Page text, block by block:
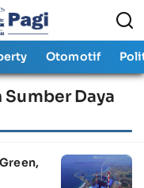
Otomotif
Daya